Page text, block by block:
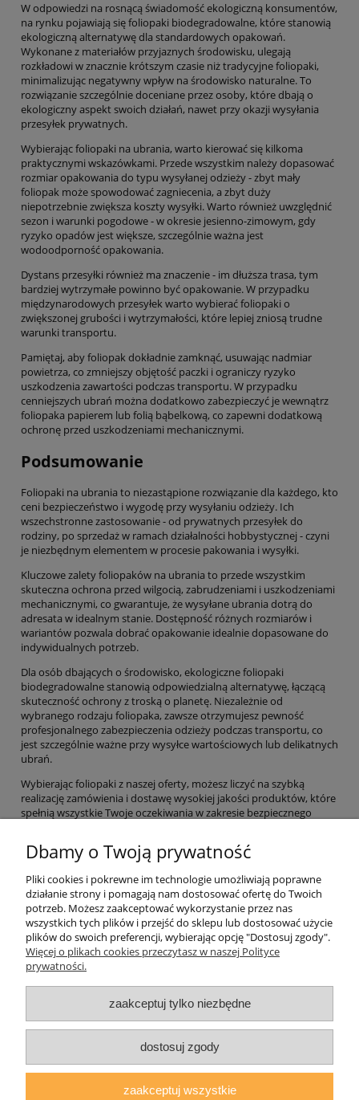
W odpowiedzi na rosnącą świadomość ekologiczną konsumentów,
na rynku pojawiają się foliopaki biodegradowalne, które stanowią
ekologiczną alternatywę dla standardowych opakowań.
Wykonane z materiałów przyjaznych środowisku, ulegają
rozkładowi w znacznie krótszym czasie niż tradycyjne foliopaki,
minimalizując negatywny wpływ na środowisko naturalne. To
rozwiązanie szczególnie doceniane przez osoby, które dbają o
ekologiczny aspekt swoich działań, nawet przy okazji wysyłania
przesyłek prywatnych.
Wybierając foliopaki na ubrania, warto kierować się kilkoma
praktycznymi wskazówkami. Przede wszystkim należy dopasować
rozmiar opakowania do typu wysyłanej odzieży - zbyt mały
foliopak może spowodować zagniecenia, a zbyt duży
niepotrzebnie zwiększa koszty wysyłki. Warto również uwzględnić
sezon i warunki pogodowe - w okresie jesienno-zimowym, gdy
ryzyko opadów jest większe, szczególnie ważna jest
wodoodporność opakowania.
Dystans przesyłki również ma znaczenie - im dłuższa trasa, tym
bardziej wytrzymałe powinno być opakowanie. W przypadku
międzynarodowych przesyłek warto wybierać foliopaki o
zwiększonej grubości i wytrzymałości, które lepiej zniosą trudne
warunki transportu.
Pamiętaj, aby foliopak dokładnie zamknąć, usuwając nadmiar
powietrza, co zmniejszy objętość paczki i ograniczy ryzyko
uszkodzenia zawartości podczas transportu. W przypadku
cenniejszych ubrań można dodatkowo zabezpieczyć je wewnątrz
foliopaka papierem lub folią bąbelkową, co zapewni dodatkową
ochronę przed uszkodzeniami mechanicznymi.
Podsumowanie
Foliopaki na ubrania to niezastąpione rozwiązanie dla każdego, kto
ceni bezpieczeństwo i wygodę przy wysyłaniu odzieży. Ich
wszechstronne zastosowanie - od prywatnych przesyłek do
rodziny, po sprzedaż w ramach działalności hobbystycznej - czyni
je niezbędnym elementem w procesie pakowania i wysyłki.
Kluczowe zalety foliopaków na ubrania to przede wszystkim
skuteczna ochrona przed wilgocią, zabrudzeniami i uszkodzeniami
mechanicznymi, co gwarantuje, że wysyłane ubrania dotrą do
adresata w idealnym stanie. Dostępność różnych rozmiarów i
wariantów pozwala dobrać opakowanie idealnie dopasowane do
indywidualnych potrzeb.
Dla osób dbających o środowisko, ekologiczne foliopaki
biodegradowalne stanowią odpowiedzialną alternatywę, łączącą
skuteczność ochrony z troską o planetę. Niezależnie od
wybranego rodzaju foliopaka, zawsze otrzymujesz pewność
profesjonalnego zabezpieczenia odzieży podczas transportu, co
jest szczególnie ważne przy wysyłce wartościowych lub delikatnych
ubrań.
Wybierając foliopaki z naszej oferty, możesz liczyć na szybką
realizację zamówienia i dostawę wysokiej jakości produktów, które
spełnią wszystkie Twoje oczekiwania w zakresie bezpiecznego
Informacje o sklepie
Twoje konto
Koperty
Taśmy i noże bezpieczne
Dbamy o Twoją prywatność
Pliki cookies i pokrewne im technologie umożliwiają poprawne
działanie strony i pomagają nam dostosować ofertę do Twoich
potrzeb. Możesz zaakceptować wykorzystanie przez nas
wszystkich tych plików i przejść do sklepu lub dostosować użycie
plików do swoich preferencji, wybierając opcję "Dostosuj zgody".
Więcej o plikach cookies przeczytasz w naszej Polityce
prywatności.
zaakceptuj tylko niezbędne
dostosuj zgody
zaakceptuj wszystkie